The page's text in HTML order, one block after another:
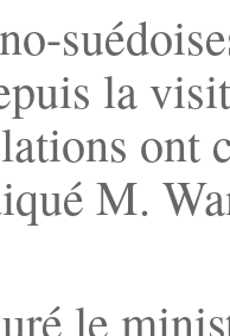
la
ont
M.
le